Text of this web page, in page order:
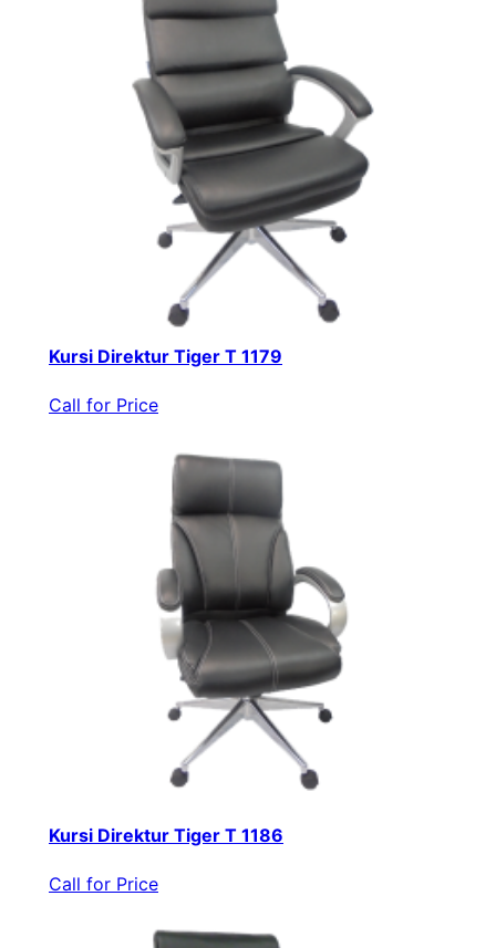
Kursi Direktur Tiger T 1179
Call for Price
Kursi Direktur Tiger T 1186
Call for Price